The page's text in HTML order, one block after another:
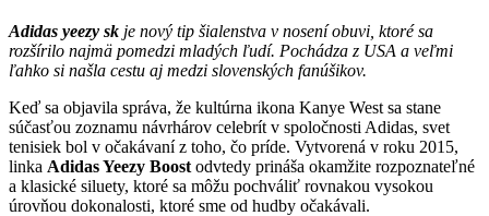
Adidas yeezy sk je nový tip šialenstva v nosení obuvi, ktoré sa
rozšírilo najmä pomedzi mladých ľudí. Pochádza z USA a veľmi
ľahko si našla cestu aj medzi slovenských fanúšikov.
Keď sa objavila správa, že kultúrna ikona Kanye West sa stane
súčasťou zoznamu návrhárov celebrít v spoločnosti Adidas, svet
tenisiek bol v očakávaní z toho, čo príde. Vytvorená v roku 2015,
linka Adidas Yeezy Boost odvtedy prináša okamžite rozpoznateľné
a klasické siluety, ktoré sa môžu pochváliť rovnakou vysokou
úrovňou dokonalosti, ktoré sme od hudby očakávali.